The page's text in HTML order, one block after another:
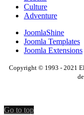
Culture
Adventure
JoomlaShine
Joomla Templates
Joomla Extensions
Copyright © 1993 - 2021
Go to top